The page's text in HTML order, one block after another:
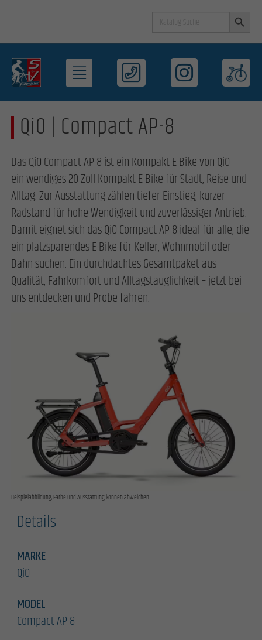
QiO | Compact AP-8
Das QiO Compact AP-8 ist ein Kompakt-E-Bike von QiO –
ein wendiges 20-Zoll-Kompakt-E-Bike für Stadt, Reise und
Alltag. Zur Ausstattung zählen tiefer Einstieg, kurzer
Radstand für hohe Wendigkeit und zuverlässiger Antrieb.
Damit eignet sich das QiO Compact AP-8 ideal für alle, die
ein platzsparendes E-Bike für Keller, Wohnmobil oder
Bahn suchen. Ein durchdachtes Gesamtpaket aus
Qualität, Fahrkomfort und Alltagstauglichkeit – jetzt bei
uns entdecken und Probe fahren.
Beispielabbildung, Farbe und Ausstattung können abweichen.
Details
MARKE
QiO
MODEL
Compact AP-8